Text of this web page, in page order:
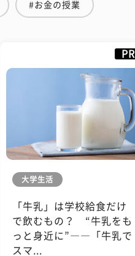
#お金の授業
PR
大学生活
「牛乳」は学校給食だけ
で飲むもの？ “牛乳をも
っと身近に”――「牛乳で
スマ...